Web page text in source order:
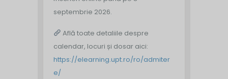
septembrie 2026.
Află toate detaliile despre
calendar, locuri și dosar aici:
https://elearning.upt.ro/ro/admiter
e/